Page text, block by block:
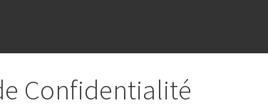
Confidentialité